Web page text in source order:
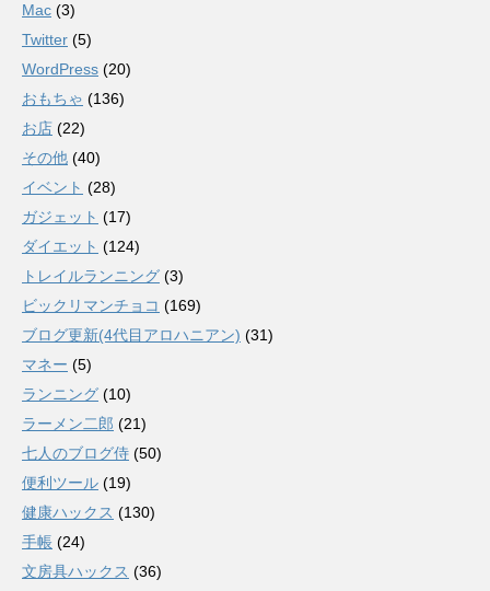
Mac (3)
Twitter (5)
WordPress (20)
おもちゃ (136)
お店 (22)
その他 (40)
イベント (28)
ガジェット (17)
ダイエット (124)
トレイルランニング (3)
ビックリマンチョコ (169)
ブログ更新(4代目アロハニアン) (31)
マネー (5)
ランニング (10)
ラーメン二郎 (21)
七人のブログ侍 (50)
便利ツール (19)
健康ハックス (130)
手帳 (24)
文房具ハックス (36)